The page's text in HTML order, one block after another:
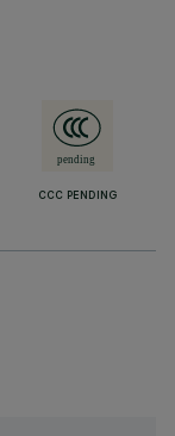
CCC PENDING